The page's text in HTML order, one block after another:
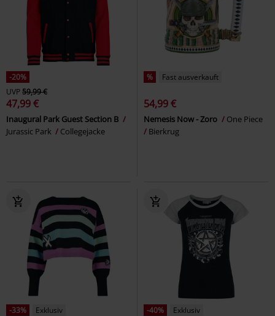
-20%
UVP59,99 €
47,99 €
Inaugural Park Guest Section B
Jurassic Park
Collegejacke
% Fast ausverkauft
54,99 €
Nemesis Now - Zoro
One Piece
Bierkrug
-33%
Exklusiv
-40%
Exklusiv